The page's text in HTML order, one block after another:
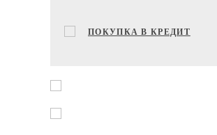
ПОКУПКА В КРЕДИТ